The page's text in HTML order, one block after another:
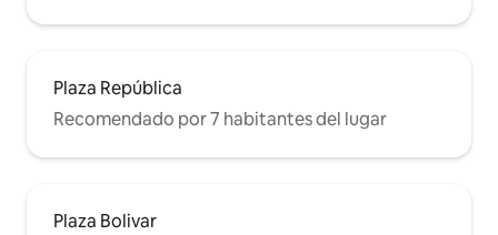
Plaza República
Recomendado por 7 habitantes del lugar
Plaza Bolivar